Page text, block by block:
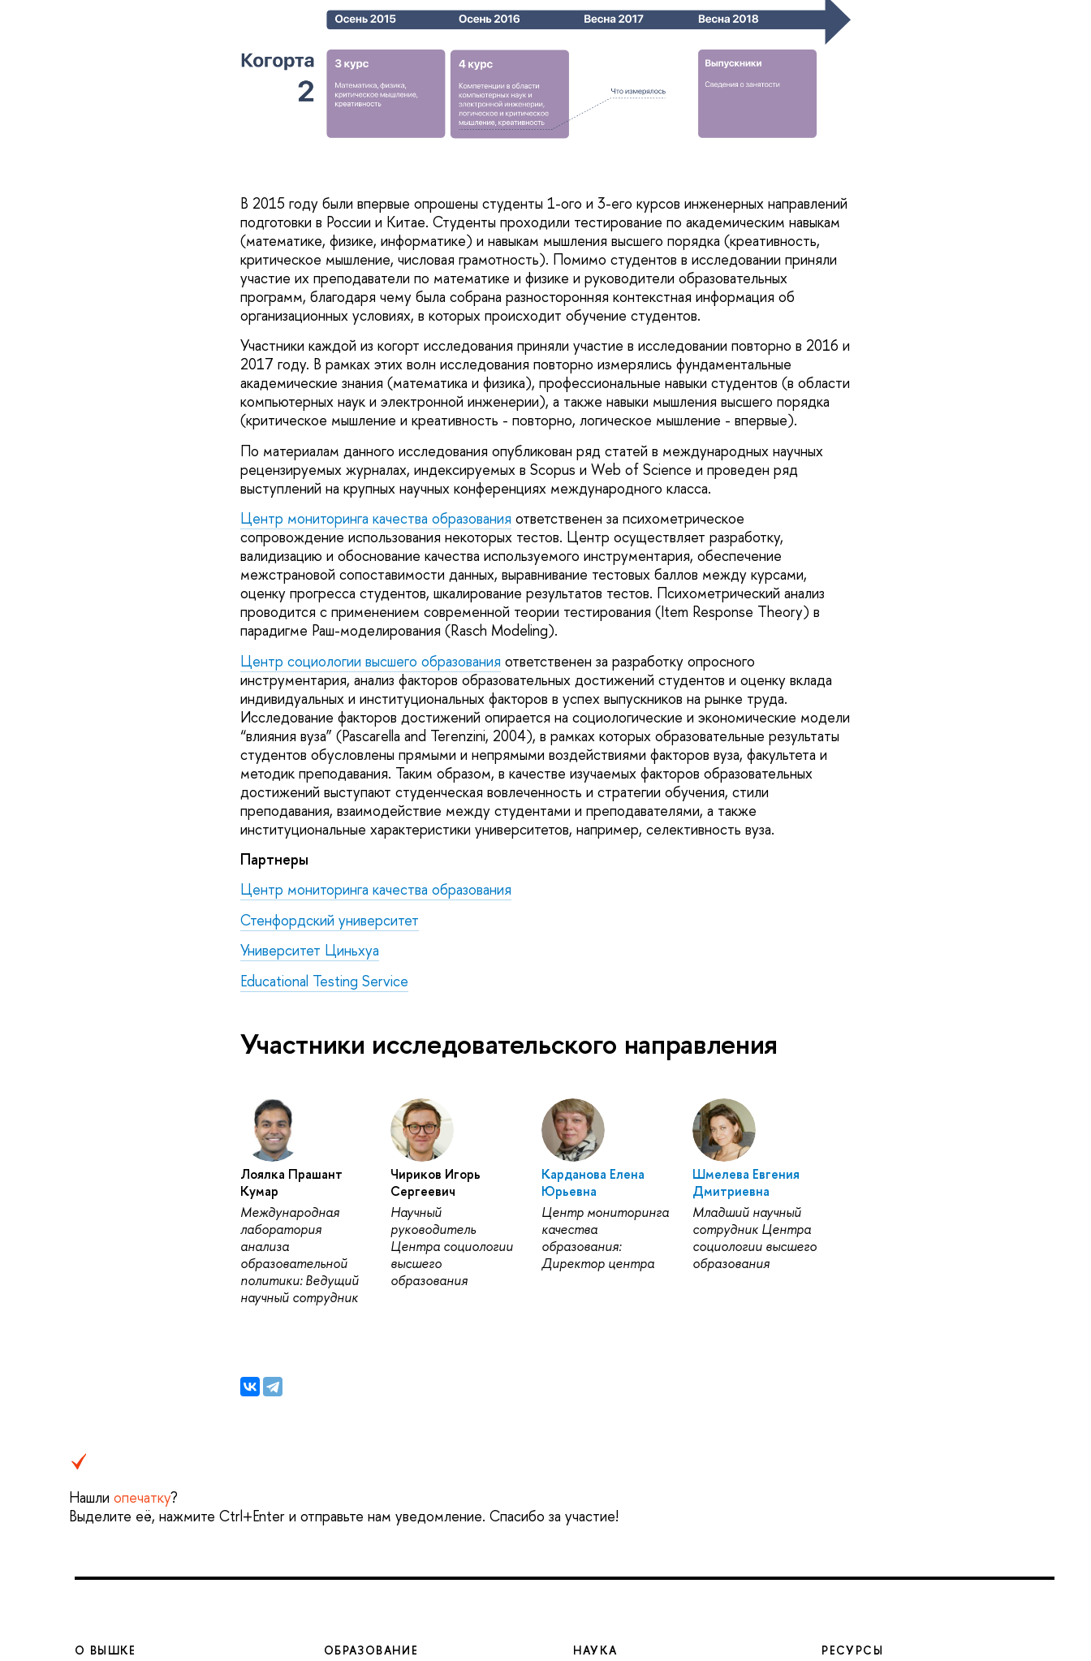
В 2015 году были впервые опрошены студенты 1-ого и 3-его курсов инженерных направлений
подготовки в России и Китае. Студенты проходили тестирование по академическим навыкам
(математике, физике, информатике) и навыкам мышления высшего порядка (креативность,
критическое мышление, числовая грамотность). Помимо студентов в исследовании приняли
участие их преподаватели по математике и физике и руководители образовательных
программ, благодаря чему была собрана разносторонняя контекстная информация об
организационных условиях, в которых происходит обучение студентов.
Участники каждой из когорт исследования приняли участие в исследовании повторно в 2016 и
2017 году. В рамках этих волн исследования повторно измерялись фундаментальные
академические знания (математика и физика), профессиональные навыки студентов (в области
компьютерных наук и электронной инженерии), а также навыки мышления высшего порядка
(критическое мышление и креативность - повторно, логическое мышление - впервые).
По материалам данного исследования опубликован ряд статей в международных научных
рецензируемых журналах, индексируемых в Scopus и Web of Science и проведен ряд
выступлений на крупных научных конференциях международного класса.
Центр мониторинга качества образования ответственен за психометрическое
сопровождение использования некоторых тестов. Центр осуществляет разработку,
валидизацию и обоснование качества используемого инструментария, обеспечение
межстрановой сопоставимости данных, выравнивание тестовых баллов между курсами,
оценку прогресса студентов, шкалирование результатов тестов. Психометрический анализ
проводится с применением современной теории тестирования (Item Response Theory) в
парадигме Раш-моделирования (Rasch Modeling).
Центр социологии высшего образования ответственен за разработку опросного
инструментария, анализ факторов образовательных достижений студентов и оценку вклада
индивидуальных и институциональных факторов в успех выпускников на рынке труда.
Исследование факторов достижений опирается на социологические и экономические модели
“влияния вуза” (Pascarella and Terenzini, 2004), в рамках которых образовательные результаты
студентов обусловлены прямыми и непрямыми воздействиями факторов вуза, факультета и
методик преподавания. Таким образом, в качестве изучаемых факторов образовательных
достижений выступают студенческая вовлеченность и стратегии обучения, стили
преподавания, взаимодействие между студентами и преподавателями, а также
институциональные характеристики университетов, например, селективность вуза.
Партнеры
Центр мониторинга качества образования
Стенфордский университет
Университет Циньхуа
Educational Testing Service
Участники исследовательского направления
Лоялка Прашант
Кумар
Международная
лаборатория
анализа
образовательной
политики: Ведущий
научный сотрудник
Чириков Игорь
Сергеевич
Научный
руководитель
Центра социологии
высшего
образования
Карданова Елена
Юрьевна
Центр мониторинга
качества
образования:
Директор центра
Шмелева Евгения
Дмитриевна
Младший научный
сотрудник Центра
социологии высшего
образования
Нашли опечатку?
Выделите её, нажмите Ctrl+Enter и отправьте нам уведомление. Спасибо за участие!
О ВЫШКЕ ОБРАЗОВАНИЕ НАУКА РЕСУРСЫ